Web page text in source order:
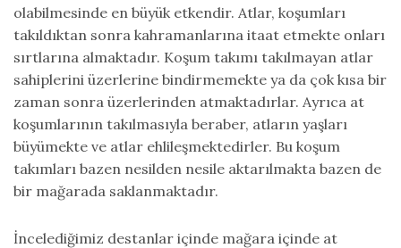
olabilmesinde en büyük etkendir. Atlar, koşumları
takıldıktan sonra kahramanlarına itaat etmekte onları
sırtlarına almaktadır. Koşum takımı takılmayan atlar
sahiplerini üzerlerine bindirmemekte ya da çok kısa bir
zaman sonra üzerlerinden atmaktadırlar. Ayrıca at
koşumlarının takılmasıyla beraber, atların yaşları
büyümekte ve atlar ehlileşmektedirler. Bu koşum
takımları bazen nesilden nesile aktarılmakta bazen de
bir mağarada saklanmaktadır.
İncelediğimiz destanlar içinde mağara içinde at